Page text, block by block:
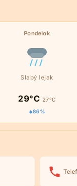
Pondelok
Slabý lejak
29°C 27°C
86%